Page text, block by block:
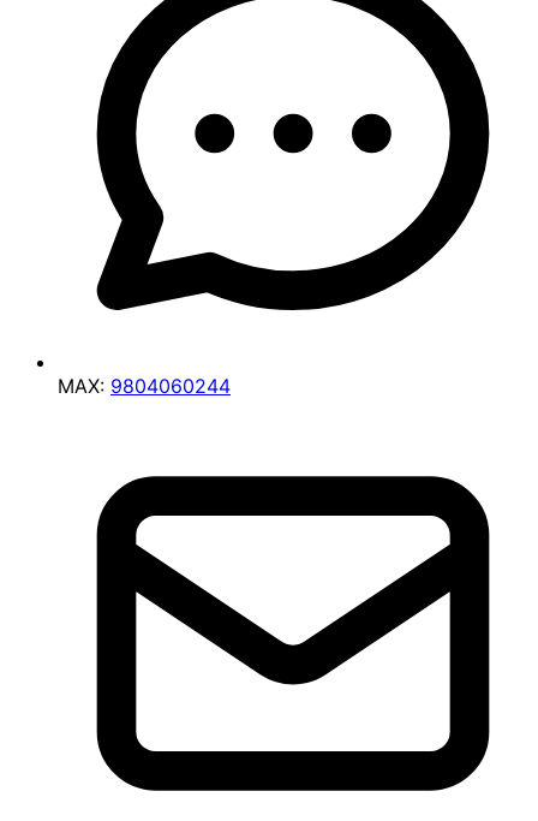
MAX: 9804060244